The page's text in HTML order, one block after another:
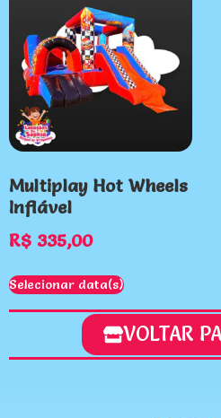
Multiplay Hot Wheels
Inflável
R$ 335,00
Selecionar data(s)
VOLTAR